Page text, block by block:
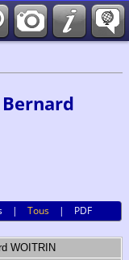
|Tous | PDF
WOITRIN